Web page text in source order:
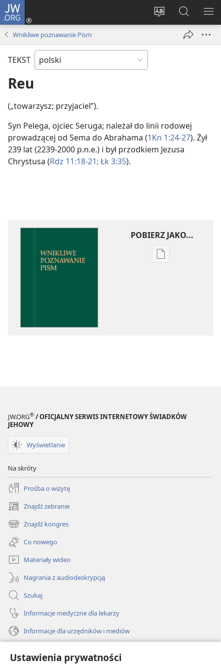
Ustawienia prywatności
JW.ORG
Wybór
Logowanie
(opens
Szukaj
na
JW.ORG
Wnikliwe poznawanie Pism
TEKST
Reu
(„towarzysz; przyjaciel”).
Syn Pelega, ojciec Seruga; należał do linii rodowej
prowadzącej od Sema do Abrahama (1Kn 1:24-27). Żył
239 lat (2239-2000 p.n.e.) i był przodkiem Jezusa
Chrystusa (Rdz 11:18-21; Łk 3:35).
POBIERZ JAKO...
Ustawienia
JW.ORG® / OFICJALNY SERWIS INTERNETOWY ŚWIADKÓW
JEHOWY
Wyświetlanie
Na skróty
Prośba o wizytę
Znajdź zebranie
(opens
new
window)
Znajdź kongres
(opens
new
window)
Co nowego
Materiały wideo
Nagrania z audiodeskrypcją
Szukaj
Informacje medyczne dla lekarzy
Informacje dla urzędników i mediów